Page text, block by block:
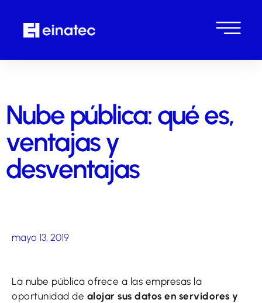
Nube pública: qué es,
ventajas y
desventajas
mayo 13, 2019
La nube pública ofrece a las empresas la
oportunidad de alojar sus datos en servidores y